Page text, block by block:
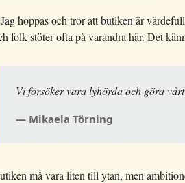
hoppas och tror att butiken är
folk stöter ofta på varandra här. Det
Vi försöker vara lyhörda och göra
Mikaela Törning
må vara liten till ytan, men